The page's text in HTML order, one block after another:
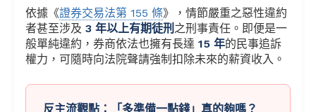
依據《證券交易法第 155 條》，情節嚴重之惡性違約
者甚至涉及 3 年以上有期徒刑 之刑事責任。即便是一
般單純違約，券商依法也擁有長達 15 年的民事追訴
權力，可隨時向法院聲請強制扣除未來的薪資收入。
反主流觀點：「多準備一點錢」真的夠嗎？